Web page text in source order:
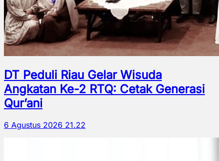
DT Peduli Riau Gelar Wisuda
Angkatan Ke-2 RTQ: Cetak Generasi
Qur’ani
6 Agustus 2026 21.22